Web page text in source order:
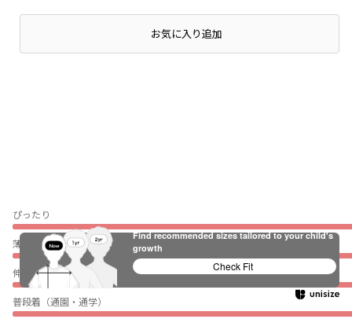
ぴったり
薄い
伸びない
普段着（通園・通学）
店頭在庫を確認するお気に入り追加
Find recommended sizes tailored to your child's
growth
Check Fit